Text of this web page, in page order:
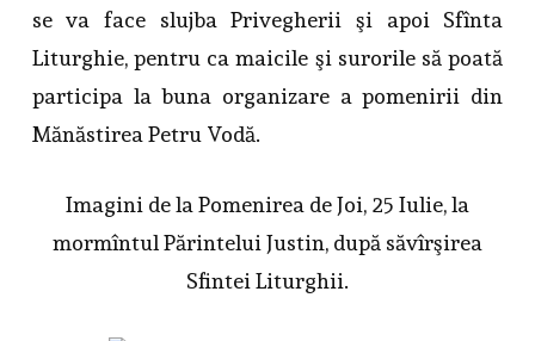
se va face slujba Privegherii şi apoi Sfînta
Liturghie, pentru ca maicile şi surorile să poată
participa la buna organizare a pomenirii din
Mănăstirea Petru Vodă.
Imagini de la Pomenirea de Joi, 25 Iulie, la
mormîntul Părintelui Justin, după săvîrşirea
Sfintei Liturghii.